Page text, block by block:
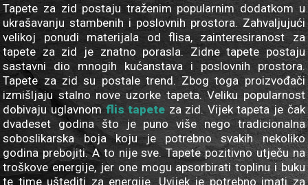
Tapete za zid postaju traženim popularnim dodatkom u
ukrašavanju stambenih i poslovnih prostora. Zahvaljujući
velikoj ponudi materijala od flisa, zainteresiranost za
tapete za zid je znatno porasla. Zidne tapete postaju
sastavni dio mnogih kućanstava i poslovnih prostora.
Tapete za zid su postale trend. Zbog toga proizvođači
izmišljaju stalno nove uzorke tapeta. Veliku popularnost
dobivaju uglavnomflis tapete za zid. Vijek tapeta je čak
dvadeset godina što je puno više nego tradicionalna
soboslikarska boja koju je potrebno svakih nekoliko
godina prebojiti. A to nije sve. Tapete pozitivno utječu na
troškove energije, jer one mogu apsorbirati toplinu i buku
te time uštediti za energije. Uvijek je potrebno imati za